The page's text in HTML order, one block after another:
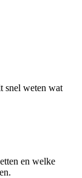
snel weten wat
en welke